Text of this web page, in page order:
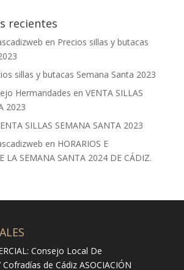
recientes
en Precios sillas y butacas
sillas y butacas Semana Santa 2023
Hermandades en VENTA SILLAS
2023
SILLAS SEMANA SANTA 2023
en HORARIOS E
LA SEMANA SANTA 2024 DE CÁDIZ.
Consejo Local De
de Cádiz ASOCIACIÓN